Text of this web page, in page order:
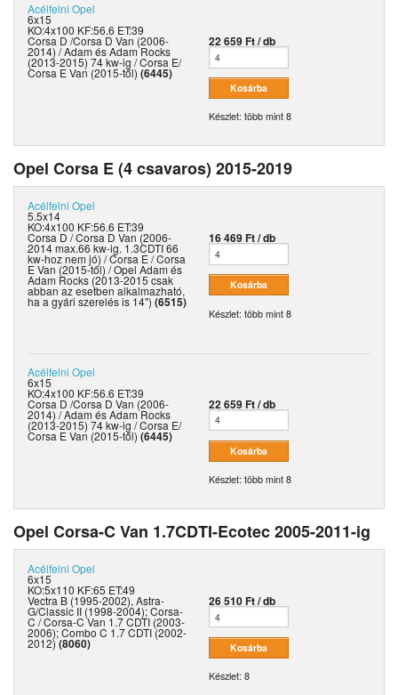
Acélfelni Opel
6x15
KO:4x100 KF:56.6 ET:39
Corsa D /Corsa D Van (2006-
2014) / Adam és Adam Rocks
(2013-2015) 74 kw-ig / Corsa E/
Corsa E Van (2015-től) (6445)
22 659 Ft / db
Készlet: több mint 8
Opel Corsa E (4 csavaros) 2015-2019
Acélfelni Opel
5.5x14
KO:4x100 KF:56.6 ET:39
Corsa D / Corsa D Van (2006-
2014 max.66 kw-ig. 1.3CDTI 66
kw-hoz nem jó) / Corsa E / Corsa
E Van (2015-től) / Opel Adam és
Adam Rocks (2013-2015 csak
abban az esetben alkalmazható,
ha a gyári szerelés is 14") (6515)
16 469 Ft / db
Készlet: több mint 8
Acélfelni Opel
6x15
KO:4x100 KF:56.6 ET:39
Corsa D /Corsa D Van (2006-
2014) / Adam és Adam Rocks
(2013-2015) 74 kw-ig / Corsa E/
Corsa E Van (2015-től) (6445)
22 659 Ft / db
Készlet: több mint 8
Opel Corsa-C Van 1.7CDTI-Ecotec 2005-2011-ig
Acélfelni Opel
6x15
KO:5x110 KF:65 ET:49
Vectra B (1995-2002), Astra-
G/Classic II (1998-2004); Corsa-
C / Corsa-C Van 1.7 CDTI (2003-
2006); Combo C 1.7 CDTI (2002-
2012)(8060)
26 510 Ft / db
Készlet: 8